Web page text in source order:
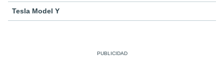
Tesla Model Y